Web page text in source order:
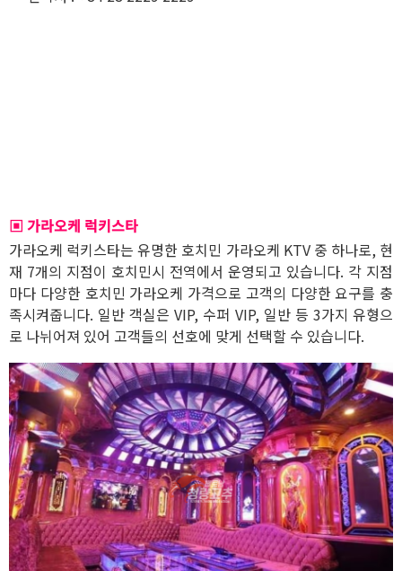
▣ 가라오케 럭키스타
가라오케 럭키스타는 유명한 호치민 가라오케 KTV 중 하나로, 현
재 7개의 지점이 호치민시 전역에서 운영되고 있습니다. 각 지점
마다 다양한 호치민 가라오케 가격으로 고객의 다양한 요구를 충
족시켜줍니다. 일반 객실은 VIP, 수퍼 VIP, 일반 등 3가지 유형으
로 나뉘어져 있어 고객들의 선호에 맞게 선택할 수 있습니다.